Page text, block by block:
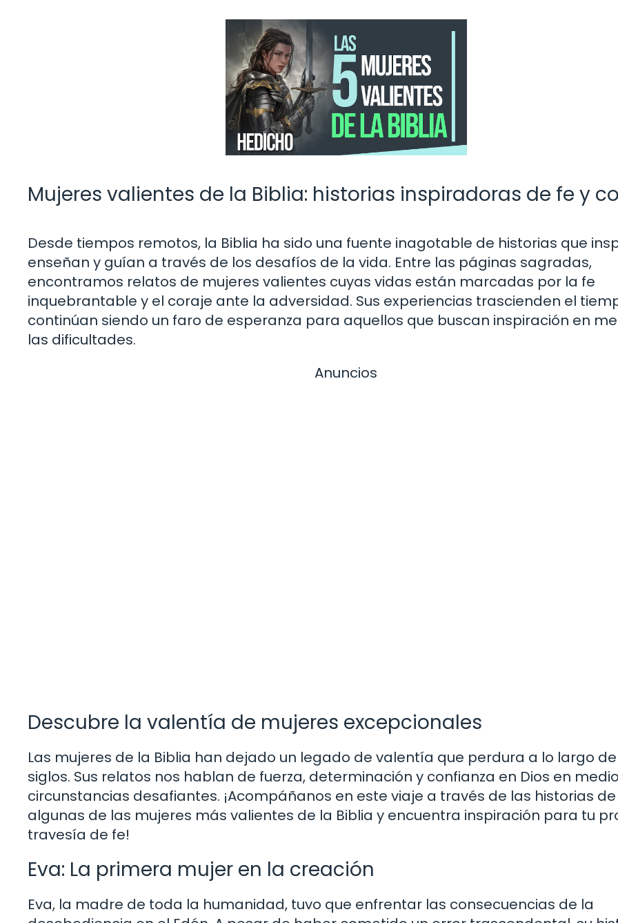
Mujeres valientes de la Biblia: historias inspiradoras de fe y
Desde tiempos remotos, la Biblia ha sido una fuente inagotable de historias que
enseñan y guían a través de los desafíos de la vida. Entre las páginas sagradas,
encontramos relatos de mujeres valientes cuyas vidas están marcadas por la fe
inquebrantable y el coraje ante la adversidad. Sus experiencias trascienden el
continúan siendo un faro de esperanza para aquellos que buscan inspiración en
las dificultades.
Anuncios
Descubre la valentía de mujeres excepcionales
Las mujeres de la Biblia han dejado un legado de valentía que perdura a lo largo
siglos. Sus relatos nos hablan de fuerza, determinación y confianza en Dios en
circunstancias desafiantes. ¡Acompáñanos en este viaje a través de las historias de
algunas de las mujeres más valientes de la Biblia y encuentra inspiración para tu
travesía de fe!
Eva: La primera mujer en la creación
Eva, la madre de toda la humanidad, tuvo que enfrentar las consecuencias de la